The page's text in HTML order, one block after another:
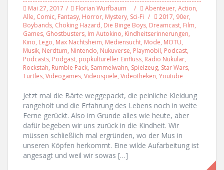
Mai 27, 2017 Florian Wurfbaum Abenteuer, Action,
Alle, Comic, Fantasy, Horror, Mystery, Sci-Fi 2017, 90er,
Boybands, Choking Hazard, Die Binge Boys, Dreamcast, Film,
Games, Ghostbusters, Im Autokino, Kindheitserinnerungen,
Kino, Lego, Max Nachtsheim, Mediensucht, Mode, MOTU,
Musik, Nerdtum, Nintendo, Nukuverse, Playmobil, Podcast,
Podcasts, Podgast, popkultureller Einfluss, Radio Nukular,
Rockstah, Rumble Pack, Sammelwahn, Spielzeug, Star Wars,
Turtles, Videogames, Videospiele, Videotheken, Youtube
Jetzt mal die Bärte weggepackt, die peinliche Kleidung
rangeholt und die Erfahrung des Lebens noch in weite
Ferne gerückt. Also im Grunde alles wie heute, aber
dafür begeben wir uns zurück in die Kindheit. Wir
müssen schließlich mal ergründen, wo der Mus in
unseren Köpfen herkommt. Eine wilde Aufarbeitung ist
angesagt und weil wir sowas […]